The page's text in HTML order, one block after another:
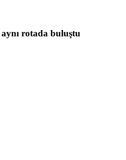
rotada buluştu